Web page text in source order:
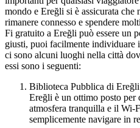
mondo e Ereğli si è assicurata
rimanere connesso e spendere
Fi gratuito a Ereğli può essere un
giusti, puoi facilmente individuare
ci sono alcuni luoghi nella città
essi sono i seguenti:
Biblioteca Pubblica di
Ereğli è un ottimo posto per
atmosfera tranquilla e il Wi-
semplicemente navigare in